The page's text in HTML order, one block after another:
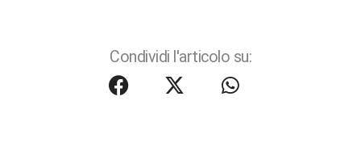
Condividi l'articolo su: